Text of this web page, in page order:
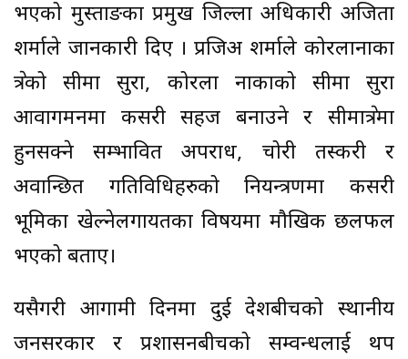
भएको मुस्ताङका प्रमुख जिल्ला अधिकारी अजिता
शर्माले जानकारी दिए । प्रजिअ शर्माले कोरलानाका
क्षेत्रको सीमा सुरक्षा, कोरला नाकाको सीमा सुरक्षा
आवागमनमा कसरी सहज बनाउने र सीमाक्षेत्रमा
हुनसक्ने सम्भावित अपराध, चोरी तस्करी र
अवान्छित गतिविधिहरुको नियन्त्रणमा कसरी
भूमिका खेल्नेलगायतका विषयमा मौखिक छलफल
भएको बताए।
यसैगरी आगामी दिनमा दुई देशबीचको स्थानीय
जनसरकार र प्रशासनबीचको सम्वन्धलाई थप